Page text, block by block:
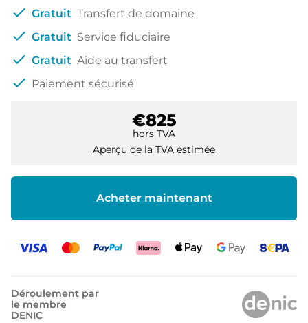
check Gratuit Transfert de domaine
check Gratuit Service fiduciaire
check Gratuit Aide au transfert
check Paiement sécurisé
€825
hors TVA
Aperçu de la TVA estimée
Acheter maintenant
Déroulement par
le membre
DENIC